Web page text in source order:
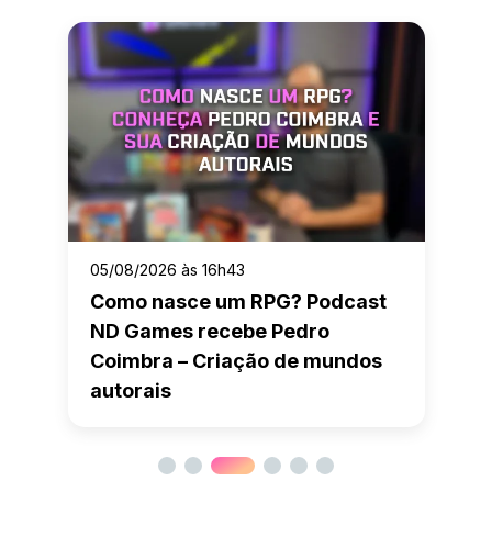
05/08/2026 às 16h43
Como nasce um RPG? Podcast
ND Games recebe Pedro
Coimbra – Criação de mundos
autorais